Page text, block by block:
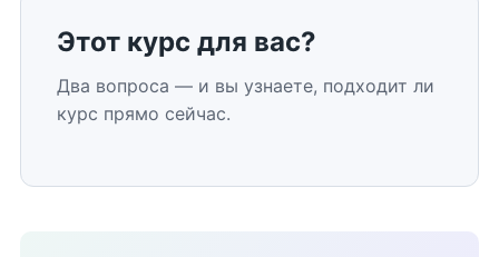
Этот курс для вас?
Два вопроса — и вы узнаете, подходит ли
курс прямо сейчас.